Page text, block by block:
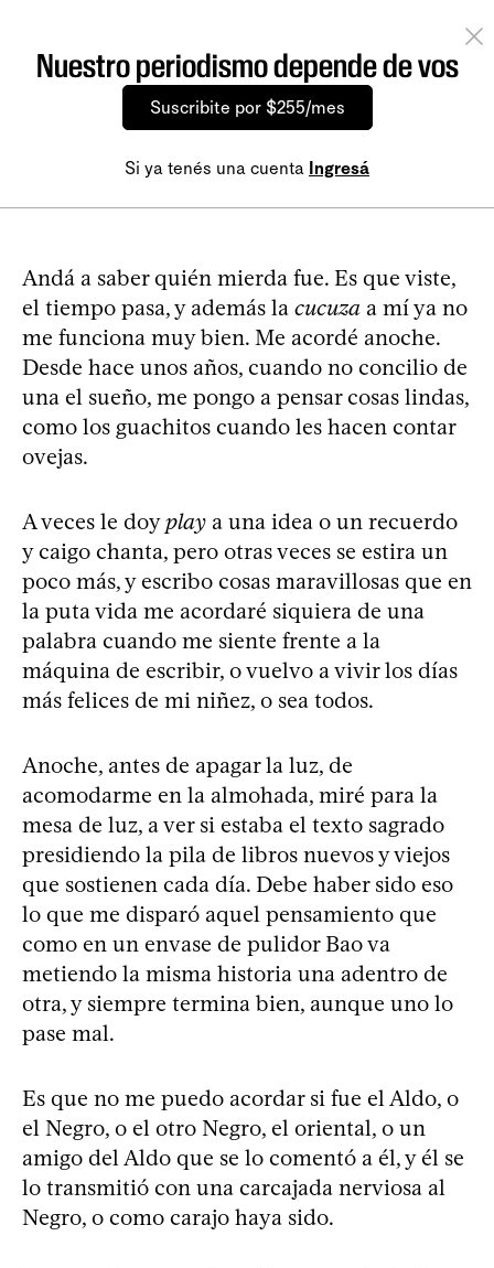
Nuestro periodismo depende de vos
Suscribite por $255/mes
Si ya tenés una cuenta Ingresá
Andá a saber quién mierda fue. Es que viste,
el tiempo pasa, y además la cucuza a mí ya no
me funciona muy bien. Me acordé anoche.
Desde hace unos años, cuando no concilio de
una el sueño, me pongo a pensar cosas lindas,
como los guachitos cuando les hacen contar
ovejas.
A veces le doyplay a una idea o un recuerdo
y caigo chanta, pero otras veces se estira un
poco más, y escribo cosas maravillosas que en
la puta vida me acordaré siquiera de una
palabra cuando me siente frente a la
máquina de escribir, o vuelvo a vivir los días
más felices de mi niñez, o sea todos.
Anoche, antes de apagar la luz, de
acomodarme en la almohada, miré para la
mesa de luz, a ver si estaba el texto sagrado
presidiendo la pila de libros nuevos y viejos
que sostienen cada día. Debe haber sido eso
lo que me disparó aquel pensamiento que
como en un envase de pulidor Bao va
metiendo la misma historia una adentro de
otra, y siempre termina bien, aunque uno lo
pase mal.
Es que no me puedo acordar si fue el Aldo, o
el Negro, o el otro Negro, el oriental, o un
amigo del Aldo que se lo comentó a él, y él se
lo transmitió con una carcajada nerviosa al
Negro, o como carajo haya sido.